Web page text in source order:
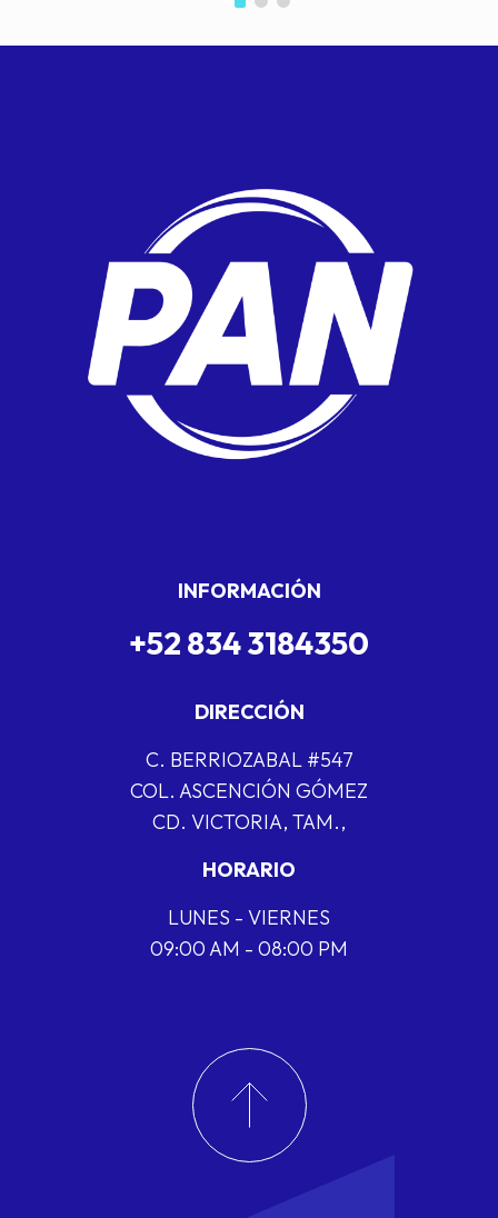
INFORMACIÓN
+52 834 3184350
DIRECCIÓN
C. BERRIOZABAL #547
COL. ASCENCIÓN GÓMEZ
CD. VICTORIA, TAM.,
HORARIO
LUNES - VIERNES
09:00 AM - 08:00 PM